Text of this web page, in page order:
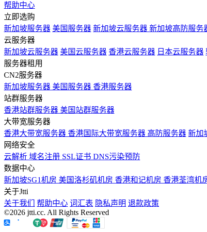
帮助中心
立即选购
新加坡服务器 美国服务器 新加坡云服务器 新加坡高防服务
云服务器
新加坡云服务器 美国云服务器 香港云服务器 日本云服务器
服务器租用
CN2服务器
新加坡服务器 美国服务器 香港服务器
站群服务器
香港站群服务器 美国站群服务器
大带宽服务器
香港大带宽服务器 香港国际大带宽服务器 高防服务器 新加
网络安全
云解析 域名注册 SSL证书 DNS污染预防
数据中心
新加坡SG1机房 美国洛杉矶机房 香港和记机房 香港荃湾机
关于Jtti
关于我们
帮助中心 词汇表 隐私声明 退款政策
©2026 jtti.cc. All Rights Reserved